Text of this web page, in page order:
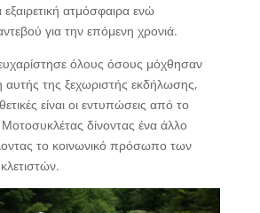
ατμόσφαιρα ενώ
για την επόμενη χρονιά.
όλους όσους μόχθησαν
της ξεχωριστής εκδήλωσης,
είναι οι εντυπώσεις από το
δίνοντας ένα άλλο
το κοινωνικό πρόσωπο των